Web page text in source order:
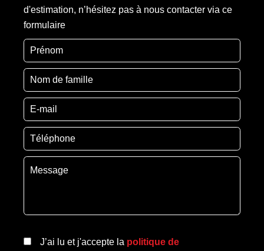
d'estimation, n’hésitez pas à nous contacter via ce
formulaire
J’ai lu et j'accepte la politique de